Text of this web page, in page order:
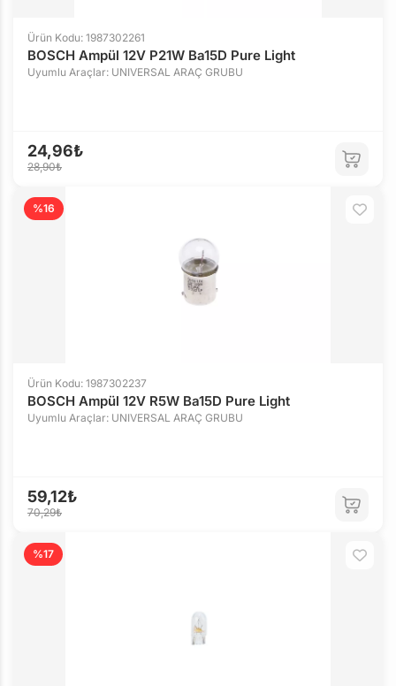
Ürün Kodu: 1987302261
BOSCH Ampül 12V P21W Ba15D Pure Light
Uyumlu Araçlar: UNIVERSAL ARAÇ GRUBU
24,96₺
28,90₺
%16
Ürün Kodu: 1987302237
BOSCH Ampül 12V R5W Ba15D Pure Light
Uyumlu Araçlar: UNIVERSAL ARAÇ GRUBU
59,12₺
70,29₺
%17